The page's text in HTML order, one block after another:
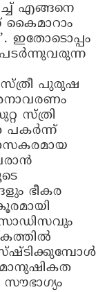
എങ്ങനെ
ഇതോടൊപ്പം
സ്ത്രീ പുരുഷ
സ്ത്രി
പകര്‍ന്ന്
ഭീകര